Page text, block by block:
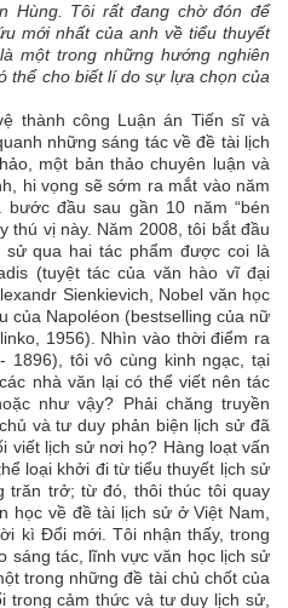
Hùng. Tôi rất đang chờ đón để
mới nhất của anh về tiểu thuyết
một trong những hướng nghiên
thể cho biết lí do sự lựa chọn của
thành công Luận án Tiến sĩ và
những sáng tác về đề tài lịch
một bản thảo chuyên luận và
hi vọng sẽ sớm ra mắt vào năm
đầu sau gần 10 năm “bén
thú vị này. Năm 2008, tôi bắt đầu
sử qua hai tác phẩm được coi là
(tuyệt tác của văn hào vĩ đại
Sienkievich, Nobel văn học
của Napoléon (bestselling của nữ
1956). Nhìn vào thời điểm ra
1896), tôi vô cùng kinh ngạc, tại
nhà văn lại có thể viết nên tác
như vậy? Phải chăng truyền
và tư duy phản biện lịch sử đã
viết lịch sử nơi họ? Hàng loạt vấn
loại khởi đi từ tiểu thuyết lịch sử
trăn trở; từ đó, thôi thúc tôi quay
học về đề tài lịch sử ở Việt Nam,
kì Đổi mới. Tôi nhận thấy, trong
sáng tác, lĩnh vực văn học lịch sử
trong những đề tài chủ chốt của
trong cảm thức và tư duy lịch sử,